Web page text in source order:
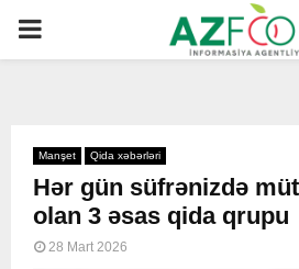
PRIMARY
Manşet Qida xəbərləri
Hər gün süfrənizdə
olan 3 əsas qida qrupu
28 Mart 2026